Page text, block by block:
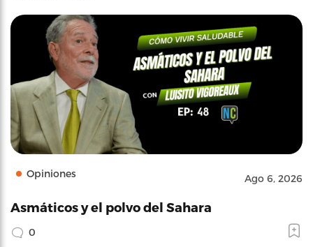
Opiniones Ago 6, 2026
Asmáticos y el polvo del Sahara
0